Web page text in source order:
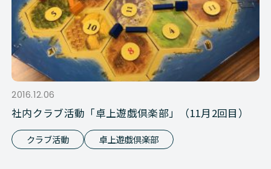
2016.12.06
社内クラブ活動「卓上遊戯倶楽部」（11月2回目）
クラブ活動 卓上遊戯倶楽部